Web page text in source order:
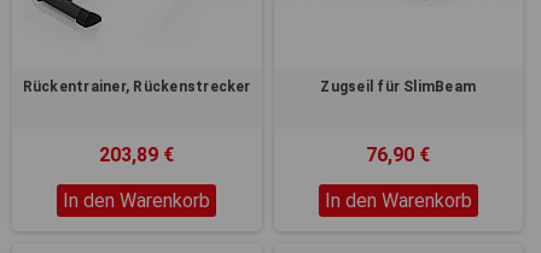
Rückentrainer, Rückenstrecker
203,89 €
In den Warenkorb
Zugseil für SlimBeam
76,90 €
In den Warenkorb